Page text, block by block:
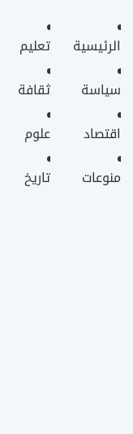
الرئيسية
سياسة
اقتصاد
منوعات
تعليم
ثقافة
علوم
تاريخ